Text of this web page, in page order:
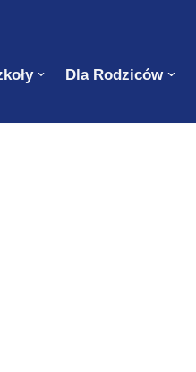
Dla Rodziców